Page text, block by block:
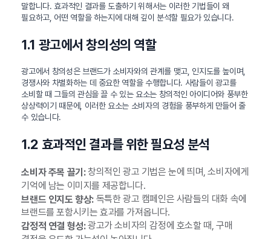
말합니다. 효과적인 결과를 도출하기 위해서는 이러한 기법들이 왜
필요하고, 어떤 역할을 하는지에 대해 깊이 분석할 필요가 있습니다.
1.1 광고에서 창의성의 역할
광고에서 창의성은 브랜드가 소비자와의 관계를 맺고, 인지도를 높이며,
경쟁사와 차별화하는 데 중요한 역할을 수행합니다. 사람들이 광고를
소비할 때 그들의 관심을 끌 수 있는 요소는 창의적인 아이디어와 풍부한
상상력이기 때문에, 이러한 요소는 소비자의 경험을 풍부하게 만들어 줄
수 있습니다.
1.2 효과적인 결과를 위한 필요성 분석
소비자 주목 끌기:창의적인 광고 기법은 눈에 띄며, 소비자에게
기억에 남는 이미지를 제공합니다.
브랜드 인지도 향상:독특한 광고 캠페인은 사람들의 대화 속에
브랜드를 포함시키는 효과를 가져옵니다.
감정적 연결 형성:광고가 소비자의 감정에 호소할 때, 구매